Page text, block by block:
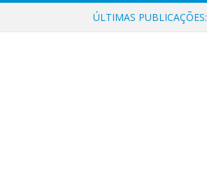
ÚLTIMAS PUBLICAÇÕES: